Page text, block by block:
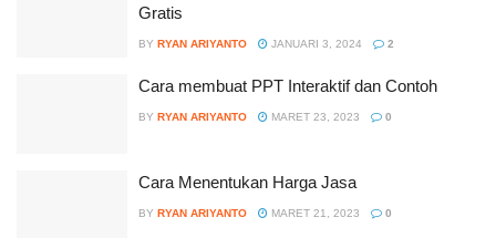
Gratis
BY RYAN ARIYANTO JANUARI 3, 2024 2
Cara membuat PPT Interaktif dan Contoh
BY RYAN ARIYANTO MARET 23, 2023 0
Cara Menentukan Harga Jasa
BY RYAN ARIYANTO MARET 21, 2023 0